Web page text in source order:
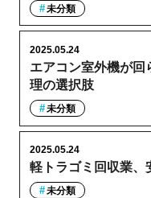
未分類
エアコン室外機が回
理の選択肢
2025.05.24
未分類
軽トラゴミ回収業、
2025.05.24
未分類